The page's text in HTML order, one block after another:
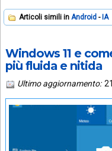
Articoli simili in Android IA
Windows 11 e
più fluida e nitida
Ultimo aggiornamento: